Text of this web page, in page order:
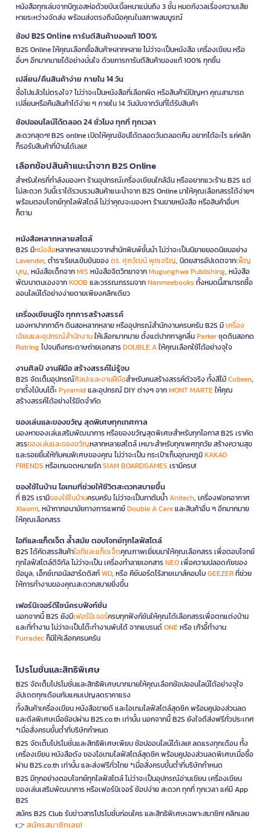
หนังสือทุกเล่มจากบีทูเอสห่อด้วยบับเบิ้ลหนาแน่นถึง 3 ชั้น หมดกังวลเรื่องความเสีย
หายระหว่างจัดส่ง พร้อมส่งตรงถึงมือคุณในสภาพสมบูรณ์
ช้อป B2S Online การันตีสินค้าของแท้ 100%
B2S Online ให้คุณเลือกซื้อสินค้าหลากหลาย ไม่ว่าจะเป็นหนังสือ เครื่องเขียน หรือ
อื่นๆ อีกมากมายได้อย่างมั่นใจ ด้วยการการันตีสินค้าของแท้ 100% ทุกชิ้น
เปลี่ยน/คืนสินค้าง่าย ภายใน 14 วัน
ซื้อไปแล้วไม่ตรงใจ? ไม่ว่าจะเป็นหนังสือที่เลือกผิด หรือสินค้ามีปัญหา คุณสามารถ
เปลี่ยนหรือคืนสินค้าได้ง่าย ๆ ภายใน 14 วันนับจากวันที่ได้รับสินค้า
ช้อปออนไลน์ได้ตลอด 24 ชั่วโมง ทุกที่ ทุกเวลา
สะดวกสุดๆ! B2S online เปิดให้คุณช้อปได้ตลอดวันตลอดคืน อยากได้อะไร แค่คลิก
ก็รอรับสินค้าที่บ้านได้เลย!
เลือกช้อปสินค้าแนะนำจาก B2S Online
สำหรับใครที่กำลังมองหา ร้านอุปกรณ์เครื่องเขียนใกล้ฉัน หรืออยากแวะร้าน B2S แต่
ไม่สะดวก วันนี้เราได้รวบรวมสินค้าแนะนำจาก B2S Online มาให้คุณเลือกสรรได้ง่ายๆ
พร้อมตอบโจทย์ทุกไลฟ์สไตล์ ไม่ว่าคุณจะมองหา ร้านขายหนังสือ หรือสินค้าอื่นๆ
ก็ตาม
หนังสือหลากหลายสไตล์
B2S มีหนังสือหลากหลายแนวจากสำนักพิมพ์ชั้นนำ ไม่ว่าจะเป็นนิยายยอดนิยมอย่าง
Lavender, ตำราเรียนเข้มข้นของดร. ศุภวัฒน์ พุกเจริญ, นิตยสารอัปเดตจากเพ็ญ
บุญ, หนังสือเด็กจากMIS หนังสือจิตวิทยาจากMugunghwa Publishing, หนังสือ
พัฒนาตนเองจากKOOB และวรรณกรรมจากNanmeebooks ทั้งหมดนี้สามารถซื้อ
ออนไลน์ได้อย่างง่ายดายเพียงคลิกเดียว
เครื่องเขียนคู่ใจ ทุกการสร้างสรรค์
มองหาปากกาดีๆ ดินสอหลากหลาย หรืออุปกรณ์สำนักงานครบครัน B2S มีเครื่อง
เขียนและอุปกรณ์สำนักงานให้เลือกมากมาย ตั้งแต่ปากกาลูกลื่นParkerชุดดินสอกด
Rotringไปจนถึงกระดาษถ่ายเอกสารDOUBLE Aให้คุณเลือกใช้ได้อย่างจุใจ
งานศิลป์ งานฝีมือ สร้างสรรค์ไม่รู้จบ
B2S จัดเต็มอุปกรณ์ศิลปะและงานฝีมือสำหรับคนสร้างสรรค์ตัวจริง ทั้งสีไม้Colleen,
ขาตั้งไม้บนโต๊ะPyramidและอุปกรณ์ DIY ต่างๆ จากMONT MARTEให้คุณ
สร้างสรรค์ได้อย่างไร้ขีดจำกัด
ของเล่นและของขวัญ สุดพิเศษทุกเทศกาล
มองหาของเล่นเสริมพัฒนาการ หรือของขวัญสุดพิเศษสำหรับทุกโอกาส B2S เราคัด
สรรของเล่นและของขวัญหลากหลายสไตล์ เหมาะสำหรับทุกเพศทุกวัย สร้างความสุข
และรอยยิ้มให้กับคนพิเศษของคุณ ไม่ว่าจะเป็น กระเป๋าเก็บอุณหภูมิKAKAO
FRIENDS หรือเกมจดหมายรักSIAM BOARDGAMES เรามีครบ!
ของใช้ในบ้าน ไอเทมที่ช่วยให้ชีวิตสะดวกสบายขึ้น
ที่ B2S เรามีของใช้ในบ้านครบครัน ไม่ว่าจะเป็นกาต้มน้ำAnitech, เครื่องฟอกอากาศ
Xiaomi, หน้ากากอนามัยทางการแพทย์Double A Careและสินค้าอื่น ๆ อีกมากมาย
ให้คุณเลือกสรร
ไอทีและแก็ดเจ็ต ล้ำสมัย ตอบโจทย์ทุกไลฟ์สไตล์
B2S ได้คัดสรรสินค้าไอทีและแก็ดเจ็ตคุณภาพเยี่ยมมาให้คุณเลือกสรร เพื่อตอบโจทย์
ทุกไลฟ์สไตล์ดิจิทัล ไม่ว่าจะเป็น เครื่องทำลายเอกสารNEOเพื่อความปลอดภัยของ
ข้อมูล, เอ็กซ์เทอนัลฮาร์ดดิสก์WD, หรือ คีย์บอร์ดไร้สายเมาส์คอมโบGEEZERที่ช่วย
ให้การทำงานของคุณสะดวกสบายยิ่งขึ้น
เฟอร์นิเจอร์ดีไซน์ครบฟังก์ชั่น
นอกจากนี้ B2S ยังมีเฟอร์นิเจอร์ครบทุกฟังก์ชันให้คุณได้เลือกสรรเพื่อตกแต่งบ้าน
และที่ทำงาน ไม่ว่าจะเป็นโต๊ะทำงานพับได้ จากแบรนด์ONEหรือ เก้าอี้ทำงาน
Furradecก็มีให้เลือกครบครัน
โปรโมชั่นและสิทธิพิเศษ
B2S จัดเต็มโปรโมชั่นและสิทธิพิเศษมากมายให้คุณเลือกช้อปออนไลน์ได้อย่างจุใจ
อัปเดตทุกเดือนกับแคมเปญลดราคาแรง
ทั้งสินค้าเครื่องเขียน หนังสือขายดี และไอเทมไลฟ์สไตล์สุดชิค พร้อมคูปองส่วนลด
และดีลพิเศษเมื่อช้อปผ่าน B2S.co.th เท่านั้น นอกจากนี้ B2S ยังใจดีส่งฟรีทั่วประเทศ
*เมื่อสั่งครบขั้นต่ำที่บริษัทกำหนด
B2S จัดเต็มโปรโมชั่นและสิทธิพิเศษเพียบ ช้อปออนไลน์ได้เลย! ลดแรงทุกเดือน ทั้ง
เครื่องเขียน หนังสือดัง ของไอเทมไลฟ์สไตล์สุดชิค พร้อมคูปองส่วนลดพิเศษเมื่อซื้อ
ผ่าน B2S.co.th เท่านั้น และส่งฟรีทั่วไทย *เมื่อสั่งครบขั้นต่ำที่บริษัทกำหนด
B2S มีทุกอย่างตอบโจทย์ทุกไลฟ์สไตล์ ไม่ว่าจะเป็นอุปกรณ์อ่านเขียน เครื่องเขียน
ของเล่นเสริมพัฒนาการ หรือเฟอร์นิเจอร์ ช้อปง่าย สะดวก ทุกที่ ทุกเวลา แค่มี App
B2S
สมัคร B2S Club รับข่าวสารโปรโมชั่นก่อนใคร และสิทธิพิเศษเฉพาะสมาชิก! คลิกเลย
👉 สมัครสมาชิกเลย!